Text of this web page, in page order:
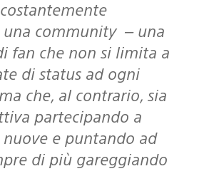
una community – una
fan che non si limita a
di status ad ogni
che, al contrario, sia
partecipando a
e puntando ad
di più gareggiando